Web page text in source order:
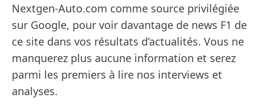
Nextgen-Auto.com comme source privilégiée
sur Google, pour voir davantage de news F1 de
ce site dans vos résultats d’actualités. Vous ne
manquerez plus aucune information et serez
parmi les premiers à lire nos interviews et
analyses.